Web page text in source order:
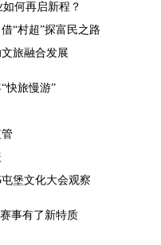
何再启新程？
“村超”探富民之路
旅融合发展
快旅慢游”
堡文化大会观察
事有了新特质